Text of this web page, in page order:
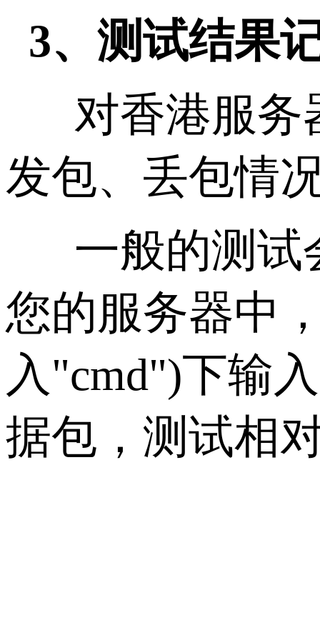
3、测试结果
对香港服务
发包、丢包情
一般的测试
您的服务器中
入"cmd")下输
据包，测试相